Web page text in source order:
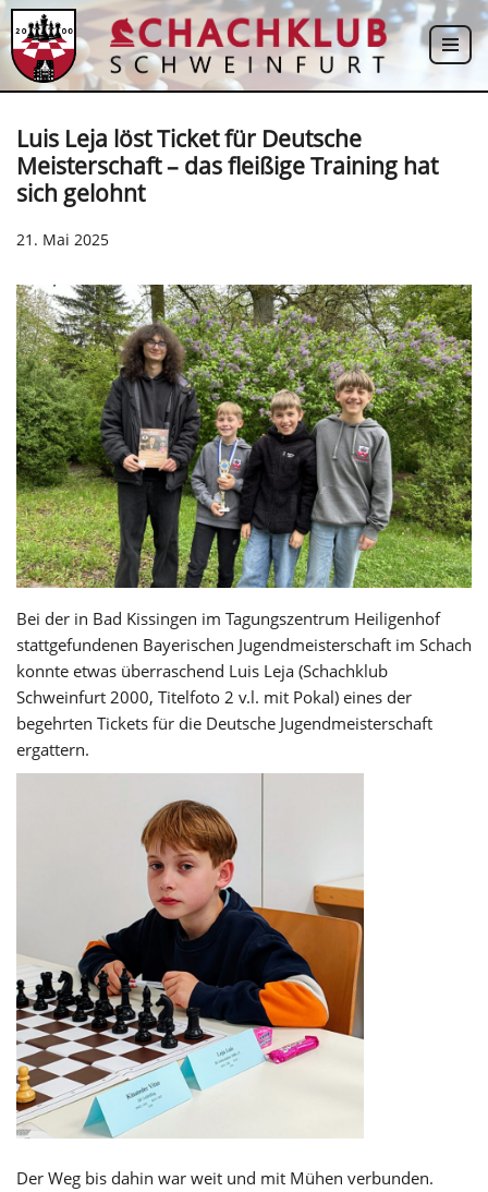
Zum
Inhalt
Luis Leja löst Ticket für Deutsche
Meisterschaft – das fleißige Training hat
sich gelohnt
21. Mai 2025
Bei der in Bad Kissingen im Tagungszentrum Heiligenhof
stattgefundenen Bayerischen Jugendmeisterschaft im Schach
konnte etwas überraschend Luis Leja (Schachklub
Schweinfurt 2000, Titelfoto 2 v.l. mit Pokal) eines der
begehrten Tickets für die Deutsche Jugendmeisterschaft
ergattern.
Der Weg bis dahin war weit und mit Mühen verbunden.